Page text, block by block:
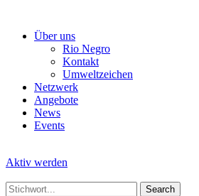
Über uns
Rio Negro
Kontakt
Umweltzeichen
Netzwerk
Angebote
News
Events
Aktiv werden